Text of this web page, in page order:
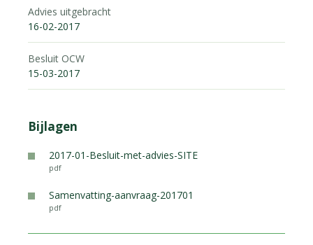
Advies uitgebracht
16-02-2017
Besluit OCW
15-03-2017
Bijlagen
2017-01-Besluit-met-advies-SITE
pdf
Samenvatting-aanvraag-201701
pdf